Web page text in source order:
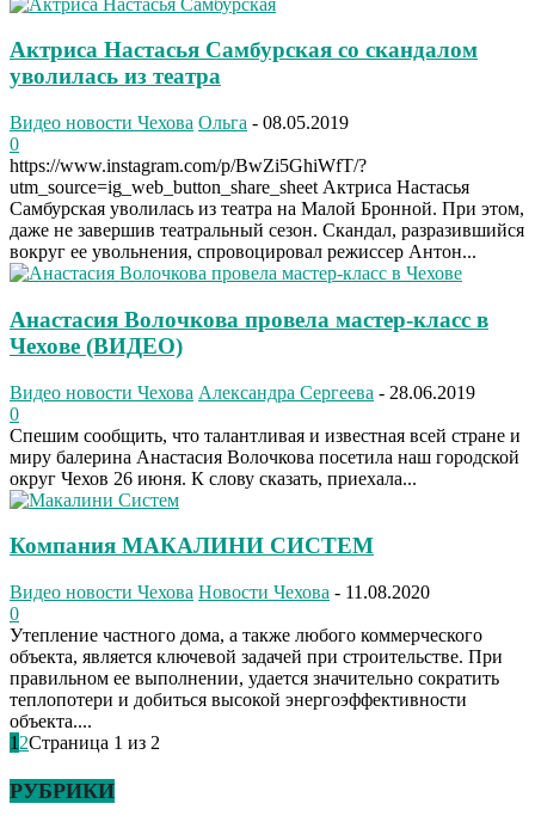
Актриса Настасья Самбурская со скандалом
уволилась из театра
Видео новости Чехова Ольга - 08.05.2019
0
https://www.instagram.com/p/BwZi5GhiWfT/?
utm_source=ig_web_button_share_sheet Актриса Настасья
Самбурская уволилась из театра на Малой Бронной. При этом,
даже не завершив театральный сезон. Скандал, разразившийся
вокруг ее увольнения, спровоцировал режиссер Антон...
Анастасия Волочкова провела мастер-класс в
Чехове (ВИДЕО)
Видео новости Чехова Александра Сергеева - 28.06.2019
0
Спешим сообщить, что талантливая и известная всей стране и
миру балерина Анастасия Волочкова посетила наш городской
округ Чехов 26 июня. К слову сказать, приехала...
Компания МАКАЛИНИ СИСТЕМ
Видео новости Чехова Новости Чехова - 11.08.2020
0
Утепление частного дома, а также любого коммерческого
объекта, является ключевой задачей при строительстве. При
правильном ее выполнении, удается значительно сократить
теплопотери и добиться высокой энергоэффективности
объекта....
1 2Страница 1 из 2
РУБРИКИ